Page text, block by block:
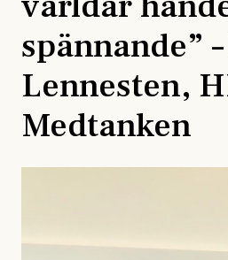
spännande”
Lennesten,
Medtanken